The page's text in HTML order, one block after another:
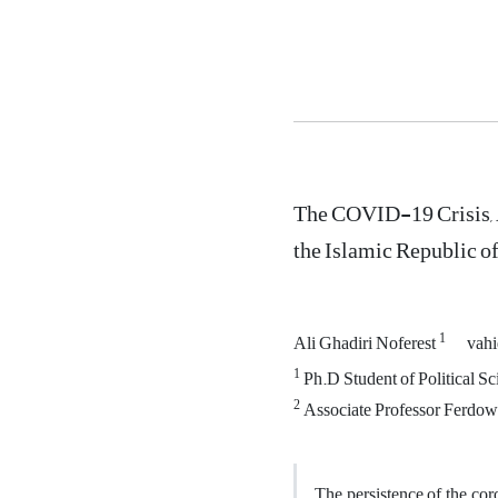
The COVID-19
the Islamic Republic
Ali Ghadiri Noferest1
1Ph.D Student of Political
2Associate Professor